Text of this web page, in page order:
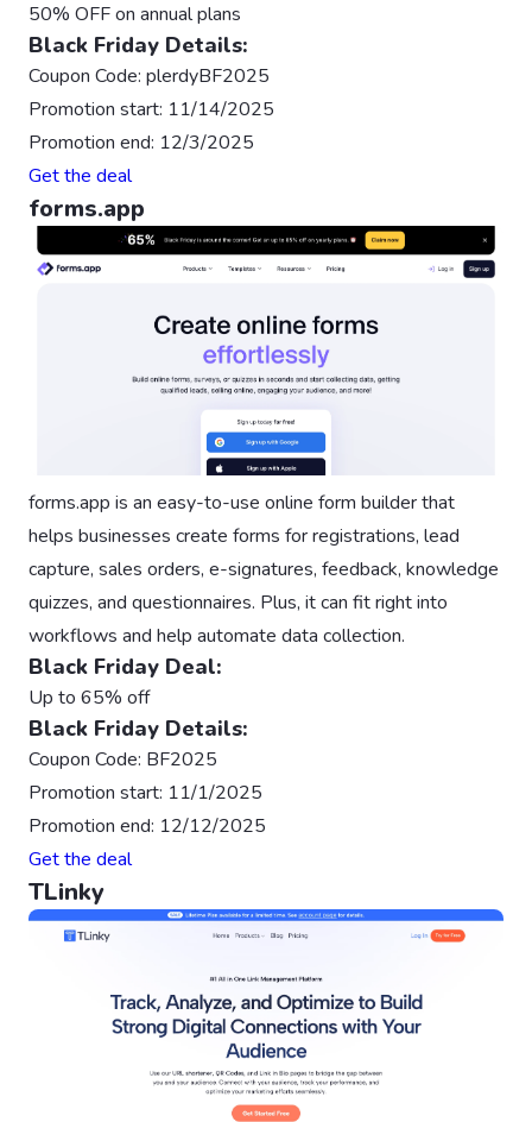
50% OFF on annual plans
Black Friday Details:
Coupon Code: plerdyBF2025
Promotion start: 11/14/2025
Promotion end: 12/3/2025
Get the deal
forms.app
forms.app is an easy-to-use online form builder that
helps businesses create forms for registrations, lead
capture, sales orders, e-signatures, feedback, knowledge
quizzes, and questionnaires. Plus, it can fit right into
workflows and help automate data collection.
Black Friday Deal:
Up to 65% off
Black Friday Details:
Coupon Code: BF2025
Promotion start: 11/1/2025
Promotion end: 12/12/2025
Get the deal
TLinky